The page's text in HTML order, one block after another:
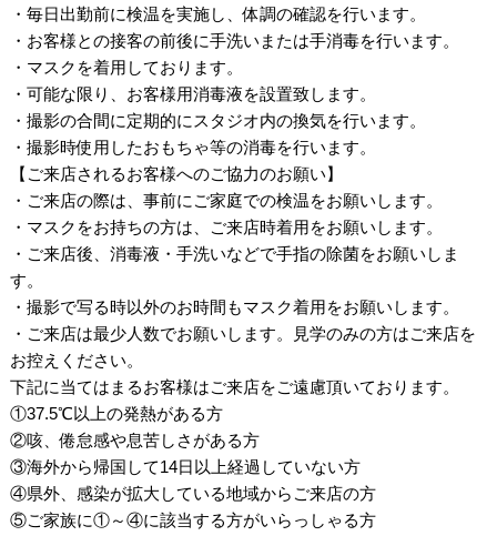
・毎日出勤前に検温を実施し、体調の確認を行います。
・お客様との接客の前後に手洗いまたは手消毒を行います。
・マスクを着用しております。
・可能な限り、お客様用消毒液を設置致します。
・撮影の合間に定期的にスタジオ内の換気を行います。
・撮影時使用したおもちゃ等の消毒を行います。
【ご来店されるお客様へのご協力のお願い】
・ご来店の際は、事前にご家庭での検温をお願いします。
・マスクをお持ちの方は、ご来店時着用をお願いします。
・ご来店後、消毒液・手洗いなどで手指の除菌をお願いしま
す。
・撮影で写る時以外のお時間もマスク着用をお願いします。
・ご来店は最少人数でお願いします。見学のみの方はご来店を
お控えください。
下記に当てはまるお客様はご来店をご遠慮頂いております。
①37.5℃以上の発熱がある方
②咳、倦怠感や息苦しさがある方
③海外から帰国して14日以上経過していない方
④県外、感染が拡大している地域からご来店の方
⑤ご家族に①～④に該当する方がいらっしゃる方